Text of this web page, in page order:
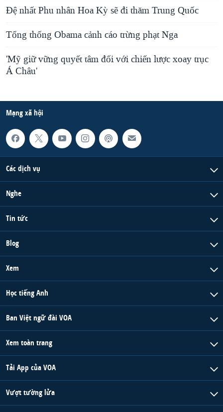
Đệ nhất Phu nhân Hoa Kỳ sẽ đi thăm Trung Quốc
Tổng thống Obama cảnh cáo trừng phạt Nga
'Mỹ giữ vững quyết tâm đối với chiến lược xoay trục
Á Châu'
Mạng xã hội
Các dịch vụ
Nghe
Tin tức
Blog
Xem
Học tiếng Anh
Ban Việt ngữ đài VOA
Xem toàn trang
Tải App của VOA
Vượt tường lửa